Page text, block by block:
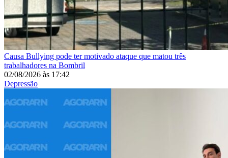
Causa Bullying pode ter motivado ataque que matou três
trabalhadores na Bombril
02/08/2026 às 17:42
Depressão